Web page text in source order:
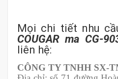
Mọi chi tiết nhu
COUGAR ma CG-
liên hệ:
CÔNG TY TNHH SX-